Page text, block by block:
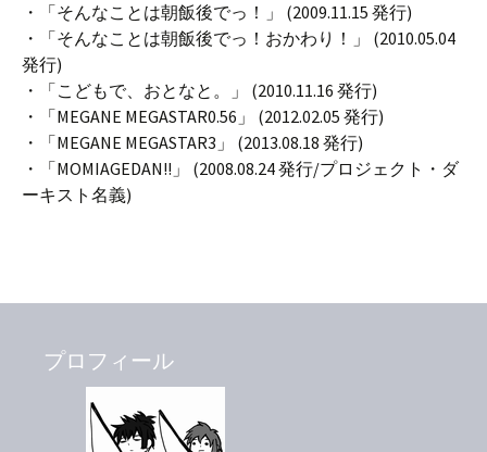
・「そんなことは朝飯後でっ！」 (2009.11.15 発行)
・「そんなことは朝飯後でっ！おかわり！」 (2010.05.04
発行)
・「こどもで、おとなと。」 (2010.11.16 発行)
・「MEGANE MEGASTAR0.56」 (2012.02.05 発行)
・「MEGANE MEGASTAR3」 (2013.08.18 発行)
・「MOMIAGEDAN!!」 (2008.08.24 発行/プロジェクト・ダ
ーキスト名義)
プロフィール